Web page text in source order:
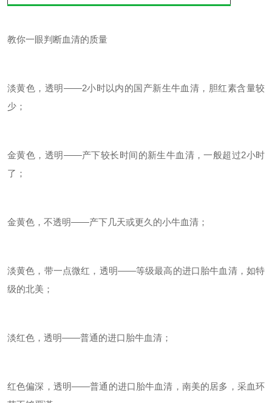
教你一眼判断血清的质量
淡黄色，透明——2小时以内的国产新生牛血清，胆红素含量较
少；
金黄色，透明——产下较长时间的新生牛血清，一般超过2小时
了；
金黄色，不透明——产下几天或更久的小牛血清；
淡黄色，带一点微红，透明——等级最高的进口胎牛血清，如特
级的北美；
淡红色，透明——普通的进口胎牛血清；
红色偏深，透明——普通的进口胎牛血清，南美的居多，采血环